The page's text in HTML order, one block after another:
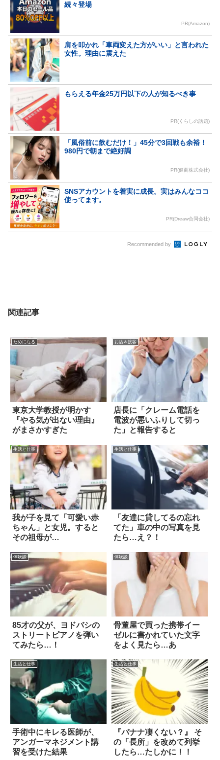
続々登場
PR(Amazon)
肩を叩かれ「車両変えた方がいい」と言われた
女性。理由に震えた
もらえる年金25万円以下の人が知るべき事
PR(くらしの話題)
「風俗前に飲むだけ！」45分で3回戦も余裕！
980円で朝まで絶好調
PR(健商株式会社)
SNSアカウントを着実に成長。実はみんなココ
使ってます。
PR(Dreaw合同会社)
Recommended by
関連記事
ためになる
東京大学教授が明かす
『やる気が出ない理由』
がまさかすぎた
お店＆接客
店長に「クレーム電話を
電波が悪いふりして切っ
た」と報告すると
生活と仕事
我が子を見て「可愛い赤
ちゃん」と女児。すると
その祖母が…
生活と仕事
「友達に貸してるの忘れ
てた」車の中の写真を見
たら…え？！
体験談
85才の父が、ヨドバシの
ストリートピアノを弾い
てみたら…！
体験談
骨董屋で買った携帯イー
ゼルに書かれていた文字
をよく見たら…あ
生活と仕事
手術中にキレる医師が、
アンガーマネジメント講
習を受けた結果
生活と仕事
『バナナ凄くない？』 そ
の「長所」を改めて列挙
したら…たしかに！！